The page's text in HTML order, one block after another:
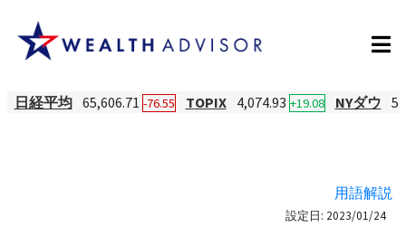
日経平均 65,606.71 -76.55 TOPIX 4,074.93 +19.08 NYダウ
用語解説
設定日: 2023/01/24